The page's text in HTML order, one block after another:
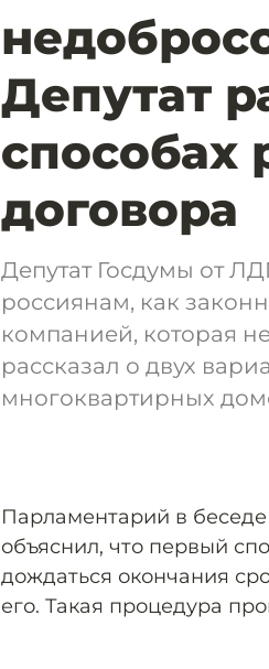
Депутат
способах
договора
Депутат Госдумы от
россиянам, как
компанией, которая
рассказал о двух
многоквартирных
Парламентарий в
объяснил, что первый
дождаться окончания
его. Такая процедура